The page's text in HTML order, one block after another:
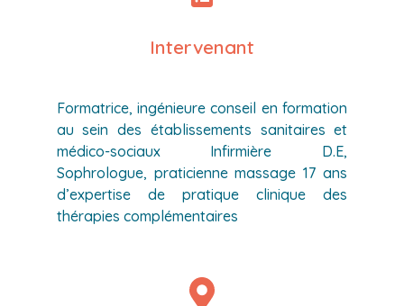
Intervenant
Formatrice, ingénieure conseil en formation
au sein des établissements sanitaires et
médico-sociaux Infirmière D.E,
Sophrologue, praticienne massage 17 ans
d’expertise de pratique clinique des
thérapies complémentaires